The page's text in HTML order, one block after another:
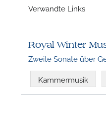
Verwandte Links
Royal Winter
Zweite Sonate über
Kammermusik